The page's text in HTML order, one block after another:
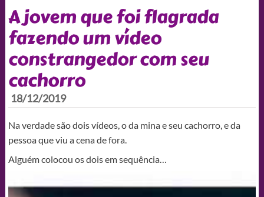
A jovem que foi flagrada
fazendo um vídeo
constrangedor com seu
cachorro
18/12/2019
Na verdade são dois vídeos, o da mina e seu cachorro, e da
pessoa que viu a cena de fora.
Alguém colocou os dois em sequência…